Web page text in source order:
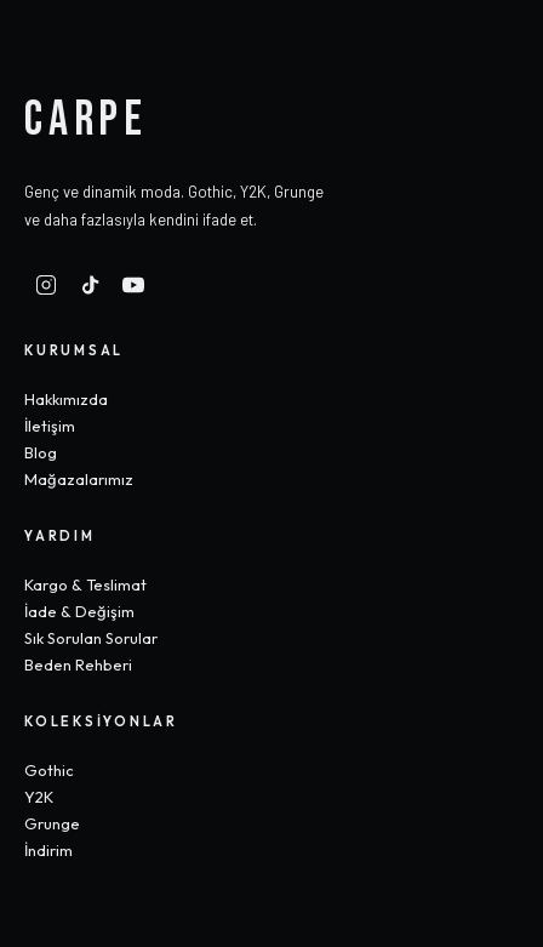
CARPE
Genç ve dinamik moda. Gothic, Y2K, Grunge
ve daha fazlasıyla kendini ifade et.
KURUMSAL
Hakkımızda
İletişim
Blog
Mağazalarımız
YARDIM
Kargo & Teslimat
İade & Değişim
Sık Sorulan Sorular
Beden Rehberi
KOLEKSIYONLAR
Gothic
Y2K
Grunge
İndirim